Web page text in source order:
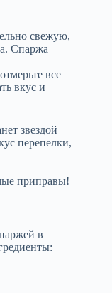
свежую,
Спаржа
—
все
вкус и
звездой
перепелки,
приправы!
в